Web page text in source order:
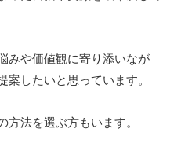
みや価値観に寄り添いなが
したいと思っています。
法を選ぶ方もいます。